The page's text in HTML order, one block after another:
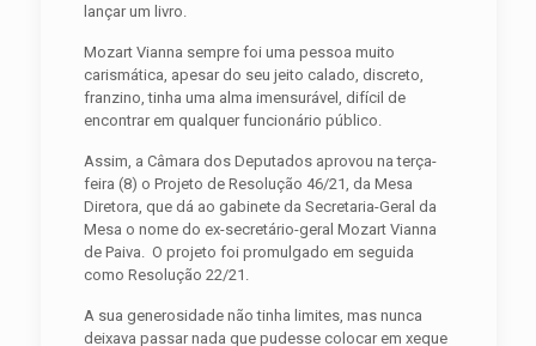
lançar um livro.
Mozart Vianna sempre foi uma pessoa muito
carismática, apesar do seu jeito calado, discreto,
franzino, tinha uma alma imensurável, difícil de
encontrar em qualquer funcionário público.
Assim, a Câmara dos Deputados aprovou na terça-
feira (8) o Projeto de Resolução 46/21, da Mesa
Diretora, que dá ao gabinete da Secretaria-Geral da
Mesa o nome do ex-secretário-geral Mozart Vianna
de Paiva. O projeto foi promulgado em seguida
como Resolução 22/21.
A sua generosidade não tinha limites, mas nunca
deixava passar nada que pudesse colocar em xeque